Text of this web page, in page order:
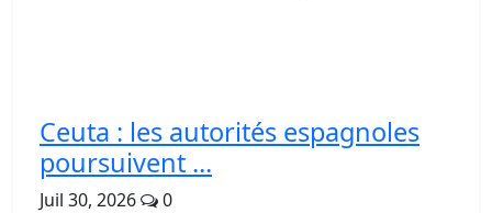
Ceuta : les autorités espagnoles
poursuivent ...
Juil 30, 2026 0